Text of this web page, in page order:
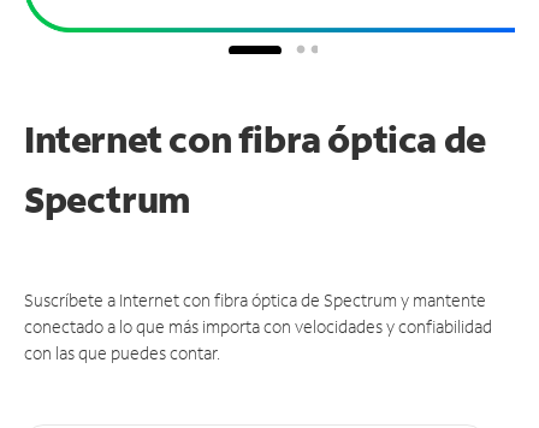
Internet con fibra óptica de
Spectrum
Suscríbete a Internet con fibra óptica de Spectrum y mantente
conectado a lo que más importa con velocidades y confiabilidad
con las que puedes contar.